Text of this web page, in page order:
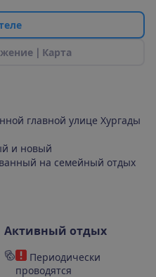
еле
жение Карта
главной улице Хургады
и новый
на семейный отдых
Активный отдых
Периодически
проводятся